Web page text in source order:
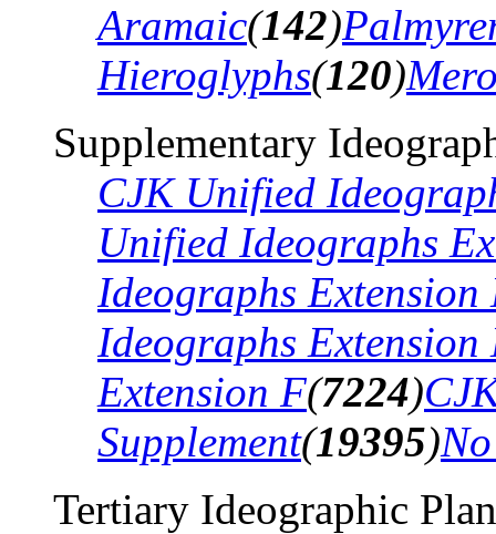
Aramaic(142)
Hieroglyphs(120)
Supplementary
CJK Unified
Unified Ideographs
Ideographs Extension
Ideographs Extension
Extension F(7224)
Supplement(19395)
Tertiary Ideographic